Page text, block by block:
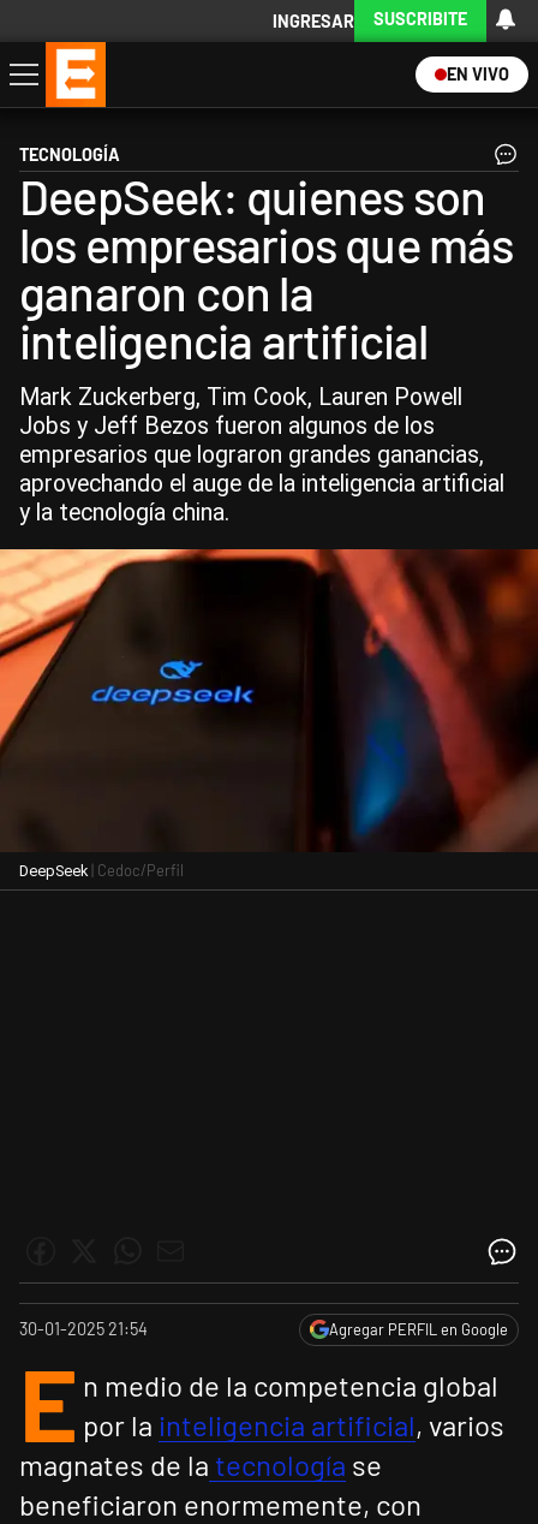
INGRESAR SUSCRIBITE
EN VIVO
Economía
Política
Internacional
Actualidad
Descargá la App
TECNOLOGÍA
DeepSeek: quienes son
los empresarios que más
ganaron con la
inteligencia artificial
Mark Zuckerberg, Tim Cook, Lauren Powell
Jobs y Jeff Bezos fueron algunos de los
empresarios que lograron grandes ganancias,
aprovechando el auge de la inteligencia artificial
y la tecnología china.
DeepSeek | Cedoc/Perfil
30-01-2025 21:54 Agregar PERFIL en Google
E n medio de la competencia global
por la inteligencia artificial, varios
magnates de la tecnología se
beneficiaron enormemente, con